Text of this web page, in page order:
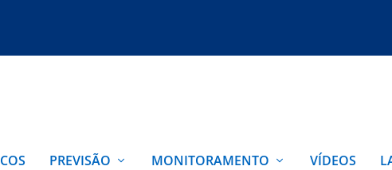
PREVISÃO MONITORAMENTO VÍDEOS